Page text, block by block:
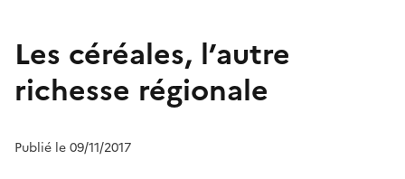
Les céréales, l’autre
richesse régionale
Publié le 09/11/2017